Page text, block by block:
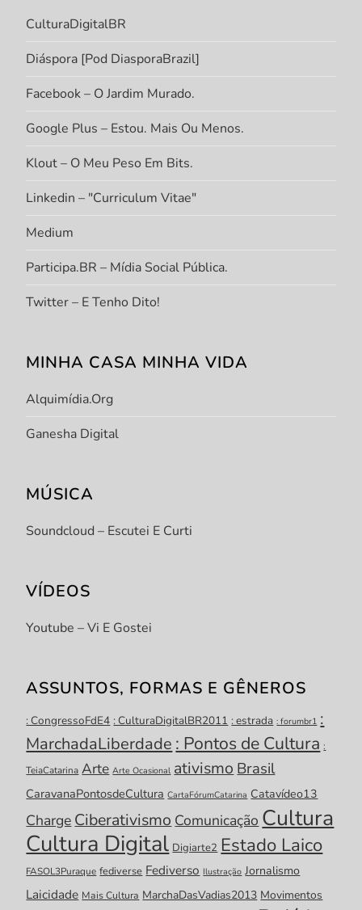
CulturaDigitalBR
Diáspora [Pod DiasporaBrazil]
Facebook – O Jardim Murado.
Google Plus – Estou. Mais Ou Menos.
Klout – O Meu Peso Em Bits.
Linkedin – "Curriculum Vitae"
Medium
Participa.BR – Mídia Social Pública.
Twitter – E Tenho Dito!
MINHA CASA MINHA VIDA
Alquimídia.org
Ganesha Digital
MÚSICA
Soundcloud – Escutei E Curti
VÍDEOS
Youtube – Vi E Gostei
ASSUNTOS, FORMAS E GÊNEROS
: CongressoFdE4 : CulturaDigitalBR2011 : estrada : forumbr1 :
MarchadaLiberdade : Pontos de Cultura :
TeiaCatarina Arte Arte Ocasional ativismoBrasil
CaravanaPontosdeCultura CartaFórumCatarina Catavídeo13
ChargeCiberativismoComunicação Cultura
Cultura Digital Digiarte2 Estado Laico
FASOL3Puraque fediverse Fediverso Ilustração Jornalismo
Laicidade Mais Cultura MarchaDasVadias2013 Movimentos